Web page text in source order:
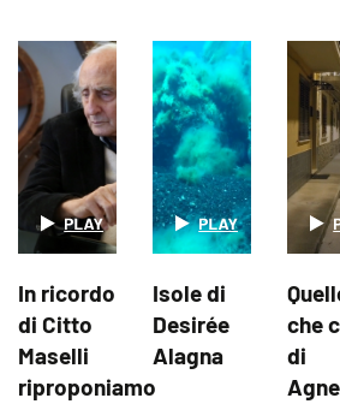
In ricordo
di Citto
Maselli
riproponiamo
Isole di
Desirée
Alagna
che
di